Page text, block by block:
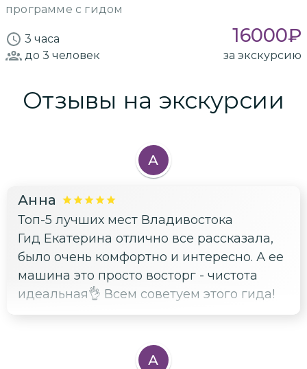
программе с гидом
3 часа 16000₽
до 3 человек за экскурсию
Отзывы на экскурсии
А
Анна
Топ-5 лучших мест Владивостока
Гид Екатерина отлично все рассказала,
было очень комфортно и интересно. А ее
машина это просто восторг - чистота
идеальная👌 Всем советуем этого гида!
А